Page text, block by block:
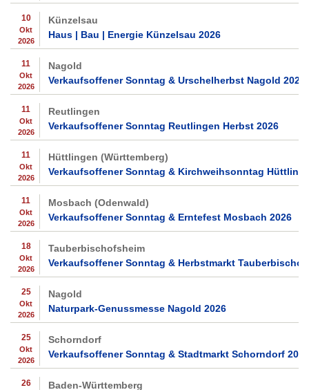
10
Okt
2026
Künzelsau
Haus | Bau | Energie Künzelsau 2026
11
Okt
2026
Nagold
Verkaufsoffener Sonntag & Urschelherbst Nagold 2026
11
Okt
2026
Reutlingen
Verkaufsoffener Sonntag Reutlingen Herbst 2026
11
Okt
2026
Hüttlingen (Württemberg)
Verkaufsoffener Sonntag & Kirchweihsonntag
11
Okt
2026
Mosbach (Odenwald)
Verkaufsoffener Sonntag & Erntefest Mosbach 2026
18
Okt
2026
Tauberbischofsheim
Verkaufsoffener Sonntag & Herbstmarkt
25
Okt
2026
Nagold
Naturpark-Genussmesse Nagold 2026
25
Okt
2026
Schorndorf
Verkaufsoffener Sonntag & Stadtmarkt Schorndorf 2026
26 Baden-Württemberg